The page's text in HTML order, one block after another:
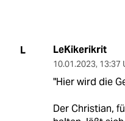
L LeKikerikrit
10.01.2023, 13:37
"Hier wird die
Der Christian,